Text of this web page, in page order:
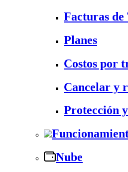
Facturas de
Planes
Costos por
Cancelar y
Protección
Nube